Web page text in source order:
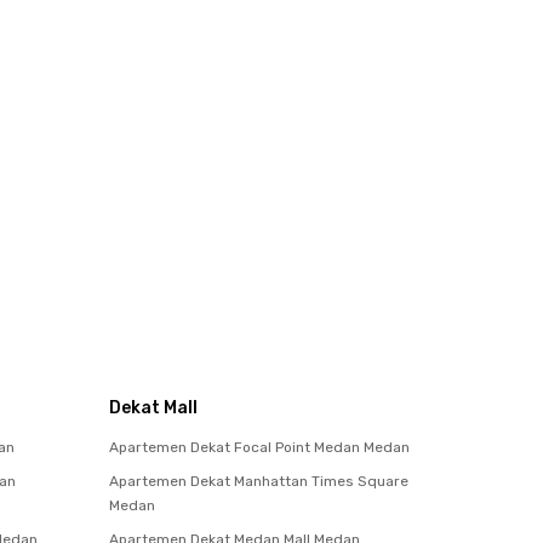
Dekat Mall
Apartemen Dekat Focal Point Medan Medan
Apartemen Dekat Manhattan Times Square
Medan
Apartemen Dekat Medan Mall Medan